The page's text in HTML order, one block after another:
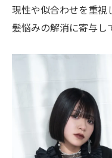
現性や似合わせを重視
髪悩みの解消に寄与し